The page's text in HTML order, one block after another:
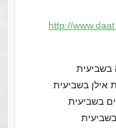
http://
בשביעית
בשביעית